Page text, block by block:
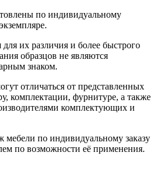
по индивидуальному
их различия и более быстрого
образцов не являются
знаком.
отличаться от представленных
комплектации, фурнитуре, а также
комплектующих и
по индивидуальному заказу
по возможности её применения.